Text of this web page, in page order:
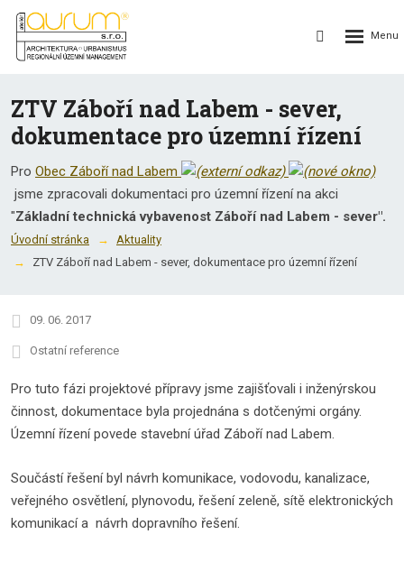
Vyhledávání
Rozbalení
ZTV Záboří nad Labem - sever,
dokumentace pro územní řízení
Pro Obec Záboří nad Labem
jsme zpracovali dokumentaci pro územní řízení na akci
"Základní technická vybavenost Záboří nad Labem - sever".
Úvodní stránka
Aktuality
ZTV Záboří nad Labem - sever, dokumentace pro územní řízení
09. 06. 2017
Ostatní reference
Pro tuto fázi projektové přípravy jsme zajišťovali i inženýrskou
činnost, dokumentace byla projednána s dotčenými orgány.
Územní řízení povede stavební úřad Záboří nad Labem.
Součástí řešení byl návrh komunikace, vodovodu, kanalizace,
veřejného osvětlení, plynovodu, řešení zeleně, sítě elektronických
komunikací a návrh dopravního řešení.